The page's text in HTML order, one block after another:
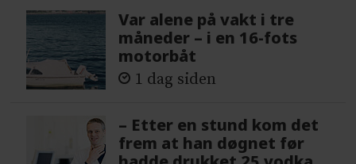
Var alene på vakt i tre
måneder – i en 16-fots
motorbåt
1 dag siden
– Etter en stund kom det
frem at han døgnet før